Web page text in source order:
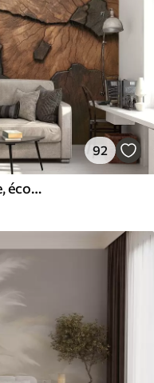
92
bois, texture, fissures, sombre, écorce, surface